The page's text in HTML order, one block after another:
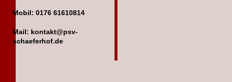
Mobil: 0176 61610814
Mail: kontakt@psv-
schaeferhof.de